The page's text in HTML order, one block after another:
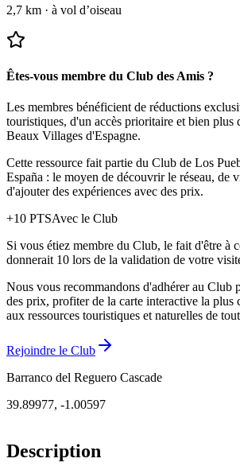
2,7 km · à vol d’oiseau
Êtes-vous membre du Club des Amis ?
Les membres bénéficient de réductions
touristiques, d'un accès prioritaire et bien plus
Beaux Villages d'Espagne.
Cette ressource fait partie du Club de Los
España : le moyen de découvrir le réseau, de
d'ajouter des expériences avec des prix.
+10 PTSAvec le Club
Si vous étiez membre du Club, le fait d'être à
donnerait 10 lors de la validation de votre
Nous vous recommandons d'adhérer au Club
des prix, profiter de la carte interactive la plus
aux ressources touristiques et naturelles de
Rejoindre le Club
Barranco del Reguero Cascade
39.89977, -1.00597
Description